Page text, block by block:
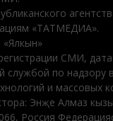
«ТАТМЕДИА».
СМИ,
службой по надзору
и массовых
Энҗе Алмаз
Россия